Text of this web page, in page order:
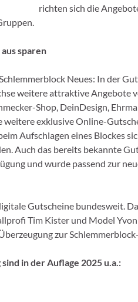
richten sich die
sparen
Neues: In der
weitere attraktive Angebote
Shop, DeinDesign,
weitere exklusive Online-
Aufschlagen eines Blockes
Auch das bereits bekannte
und wurde passend zur
Gutscheine bundesweit.
Tim Kister und Model
zur
in der Auflage 2025 u.a.: